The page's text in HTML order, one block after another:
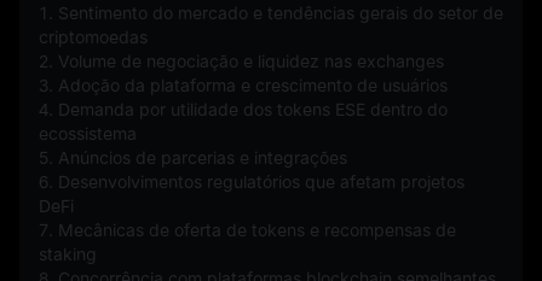
1. Sentimento do mercado e tendências gerais do setor de
criptomoedas
2. Volume de negociação e liquidez nas exchanges
3. Adoção da plataforma e crescimento de usuários
4. Demanda por utilidade dos tokens ESE dentro do
ecossistema
5. Anúncios de parcerias e integrações
6. Desenvolvimentos regulatórios que afetam projetos
DeFi
7. Mecânicas de oferta de tokens e recompensas de
staking